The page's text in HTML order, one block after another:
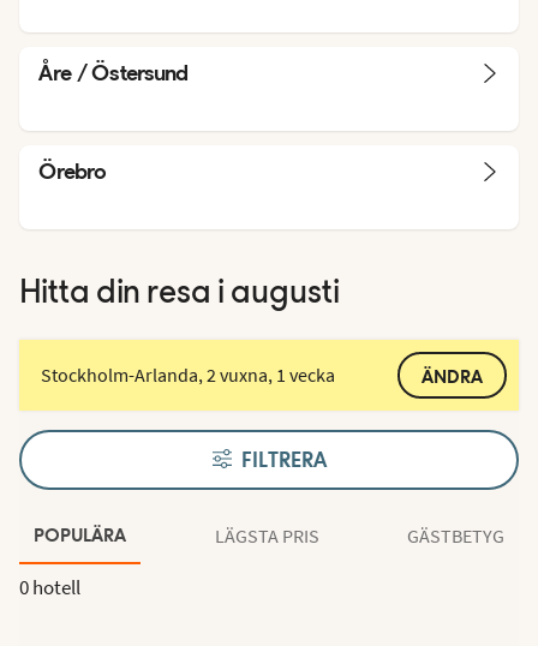
Åre / Östersund
Örebro
Hitta din resa i augusti
Stockholm-Arlanda, 2 vuxna, 1 vecka ÄNDRA
FILTRERA
POPULÄRA LÄGSTA PRIS GÄSTBETYG
0 hotell